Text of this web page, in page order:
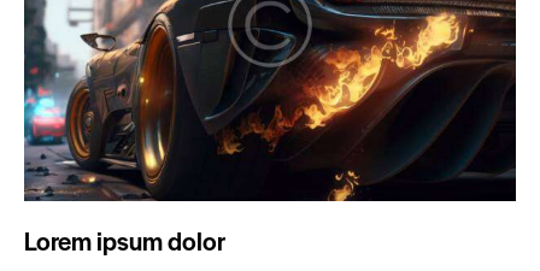
Lorem ipsum dolor